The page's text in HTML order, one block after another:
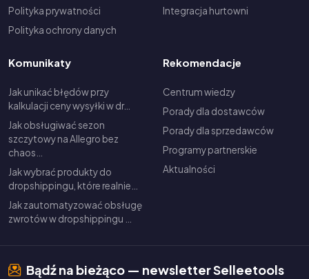
Polityka prywatności
Polityka ochrony danych
Integracja hurtowni
Komunikaty
Jak unikać błędów przy
kalkulacji ceny wysyłki w dr…
Jak obsługiwać sezon
szczytowy na Allegro bez
chaos…
Jak wybrać produkty do
dropshippingu, które realnie…
Jak zautomatyzować obsługę
zwrotów w dropshippingu …
Rekomendacje
Centrum wiedzy
Porady dla dostawców
Porady dla sprzedawców
Programy partnerskie
Aktualności
Bądź na bieżąco — newsletter Selleetools